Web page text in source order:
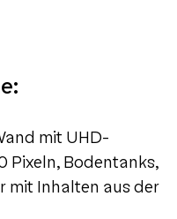
mit UHD-
Pixeln, Bodentanks,
mit Inhalten aus der